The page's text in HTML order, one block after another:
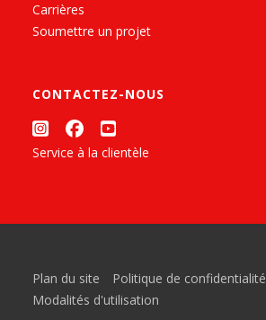
Carrières
Soumettre un projet
CONTACTEZ-NOUS
Service à la clientèle
Plan du site
Politique de confidentialité
Modalités d'utilisation